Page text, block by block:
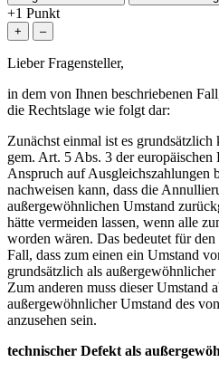
+1 Punkt
Lieber Fragensteller,
in dem von Ihnen beschriebenen
die Rechtslage wie folgt dar:
Zunächst einmal ist es
gem. Art. 5 Abs. 3 der
Anspruch auf Ausgleichszahlungen
nachweisen kann, dass die
außergewöhnlichen Umstand
hätte vermeiden lassen, wenn alle
worden wären. Das bedeutet für
Fall, dass zum einen ein Umstand
grundsätzlich als
Zum anderen muss dieser Umstand
außergewöhnlicher Umstand des
anzusehen sein.
technischer Defekt als